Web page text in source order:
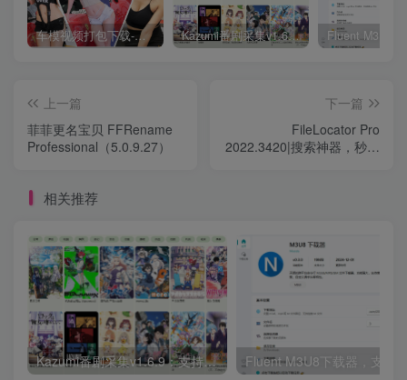
车模视频打包下载-高清无水印版 Kazumi番剧采集v1.6.9：支持自定义规则+在线观看+弹幕，跨平台下载
上一篇
菲菲更名宝贝 FFRename
Professional（5.0.9.27）
下一篇
FileLocator Pro
2022.3420|搜索神器，秒出
相关推荐
Kazumi番剧采集v1.6.9：支持自定义规则+在线观看+弹幕，跨平台下载 Fluent M3U8下载器，支持